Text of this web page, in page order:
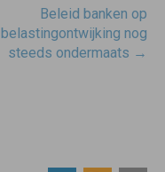
Beleid banken op
belastingontwijking nog
steeds ondermaats →